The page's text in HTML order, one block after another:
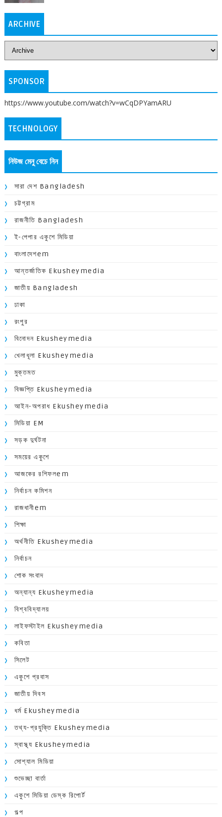
ARCHIVE
SPONSOR
https://www.youtube.com/watch?v=wCqDPYamARU
TECHNOLOGY
নিউজ মেনু বেচে নিন
সারা দেশ Bangladesh
চট্টগ্রাম
রাজনীতি Bangladesh
ই-পেপার একুশে মিডিয়া
বাংলাদেশem
আন্তর্জাতিক Ekusheymedia
জাতীয় Bangladesh
ঢাকা
রংপুর
বিনোদন Ekusheymedia
খেলাধূলা Ekusheymedia
মুক্তমত
বিজ্ঞপ্তি Ekusheymedia
আইন-অপরাধ Ekusheymedia
মিডিয়া EM
সড়ক দুর্ঘটনা
সময়ের একুশে
আজকের রশিফলem
নির্বাচন কমিশন
রাজধানীem
শিক্ষা
অর্থনীতি Ekusheymedia
নির্বাচন
শোক সংবাদ
অন্যান্য Ekusheymedia
বিশ্ববিদ্যালয়
লাইফস্টাইল Ekusheymedia
কবিতা
সিলেট
একুশে প্রবাস
জাতীয় দিবস
ধর্ম Ekusheymedia
তথ্য-প্রযুক্তি Ekusheymedia
স্বাস্থ্য Ekusheymedia
সোশ্যাল মিডিয়া
শুভেচ্ছা বার্তা
একুশে মিডিয়া ডেস্ক রিপোর্ট
গল্প